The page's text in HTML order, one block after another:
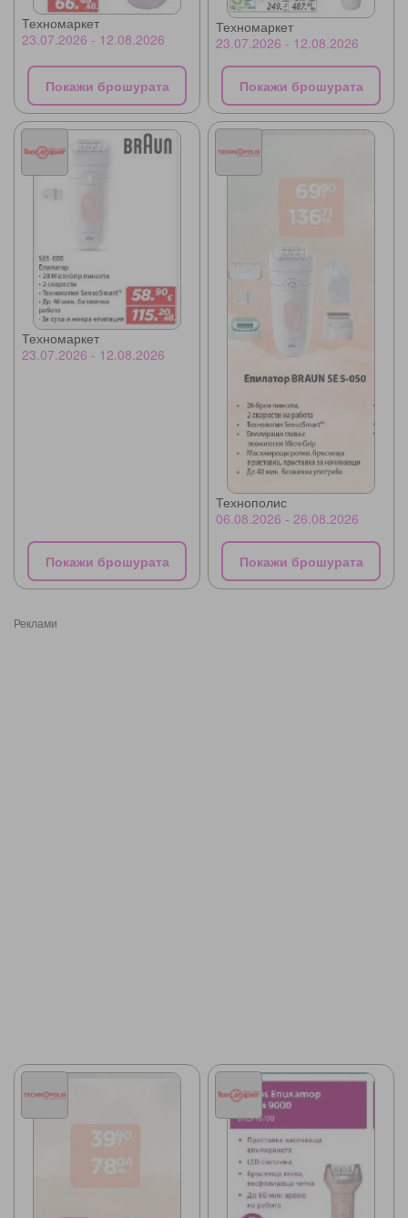
Техномаркет
23.07.2026 - 12.08.2026
Покажи брошурата
Техномаркет
23.07.2026 - 12.08.2026
Покажи брошурата
Техномаркет
23.07.2026 - 12.08.2026
Покажи брошурата
Технополис
06.08.2026 - 26.08.2026
Покажи брошурата
Реклами